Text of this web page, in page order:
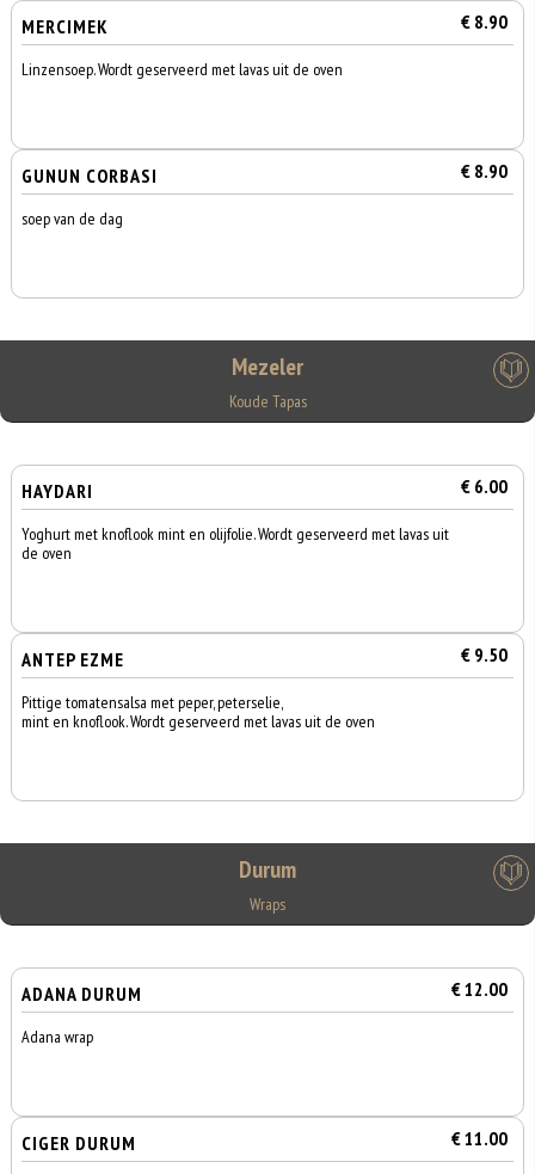
MERCIMEK € 8.90
Linzensoep. Wordt geserveerd met lavas uit de oven
GUNUN CORBASI € 8.90
soep van de dag
Mezeler
Koude Tapas
HAYDARI € 6.00
Yoghurt met knoflook mint en olijfolie. Wordt geserveerd met lavas uit
de oven
ANTEP EZME € 9.50
Pittige tomatensalsa met peper, peterselie,
mint en knoflook. Wordt geserveerd met lavas uit de oven
Durum
Wraps
ADANA DURUM € 12.00
Adana wrap
CIGER DURUM € 11.00